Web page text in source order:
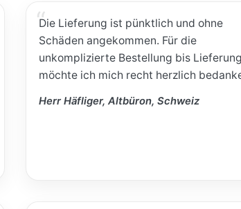
Die Lieferung ist pünktlich und ohne
Schäden angekommen. Für die
unkomplizierte Bestellung bis Lieferung
möchte ich mich recht herzlich
Herr Häfliger, Altbüron, Schweiz